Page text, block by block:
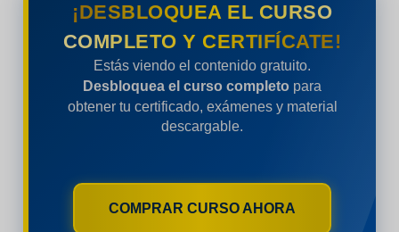
¡DESBLOQUEA EL CURSO
COMPLETO Y CERTIFÍCATE!
Estás viendo el contenido gratuito.
Desbloquea el curso completo para
obtener tu certificado, exámenes y material
descargable.
COMPRAR CURSO AHORA